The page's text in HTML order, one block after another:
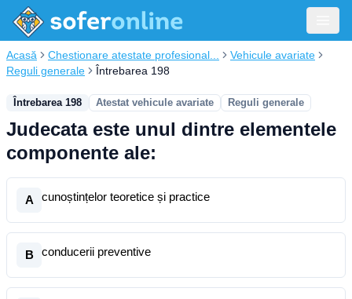
Acasă Chestionare atestate profesional...
Vehicule avariate
Reguli generale
Întrebarea 198
Întrebarea 198 Atestat vehicule avariate Reguli generale
Judecata este unul dintre elementele
componente ale:
A cunoștințelor teoretice și practice
B conducerii preventive